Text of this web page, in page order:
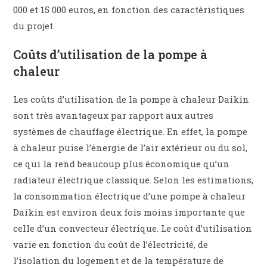
000 et 15 000 euros, en fonction des caractéristiques
du projet.
Coûts d’utilisation de la pompe à
chaleur
Les coûts d’utilisation de la pompe à chaleur Daikin
sont très avantageux par rapport aux autres
systèmes de chauffage électrique. En effet, la pompe
à chaleur puise l’énergie de l’air extérieur ou du sol,
ce qui la rend beaucoup plus économique qu’un
radiateur électrique classique. Selon les estimations,
la consommation électrique d’une pompe à chaleur
Daikin est environ deux fois moins importante que
celle d’un convecteur électrique. Le coût d’utilisation
varie en fonction du coût de l’électricité, de
l’isolation du logement et de la température de